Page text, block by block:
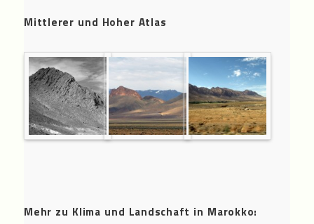
Mittlerer und Hoher Atlas
Mehr zu Klima und Landschaft in Marokko: